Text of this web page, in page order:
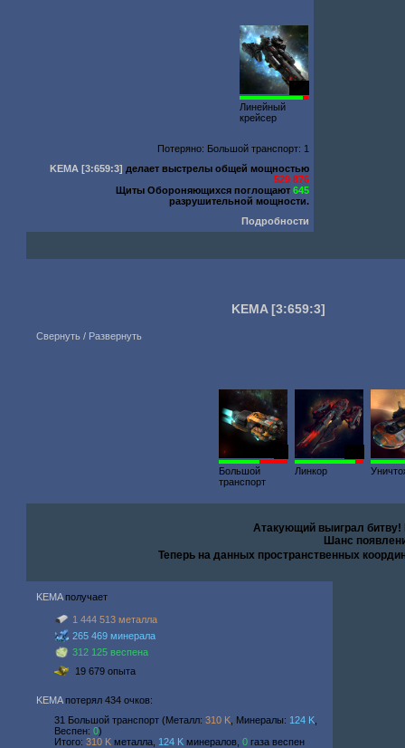
Линейный
крейсер
Потеряно: Большой транспорт: 1
KEMA [3:659:3] делает выстрелы общей мощностью
529 876
Щиты Обороняющихся поглощают645
разрушительной мощности.
Подробности
KEMA [3:659:3]
Свернуть / Развернуть
Большой
транспорт
Линкор
Атакующий выиграл
Шанс
Теперь на данных пространственных
KEMAполучает
1 444 513 металла
265 469 минерала
312 125 веспена
19 679 опыта
KEMAпотерял 434 очков:
31 Большой транспорт (Металл:310 K , Минералы: 124 K
Веспен:0)
Итого:310 K металла, 124 K минералов,0 газа веспен